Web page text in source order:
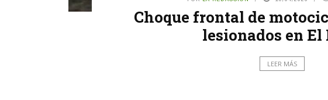
Choque frontal de
lesionados en El
LEER MÁS